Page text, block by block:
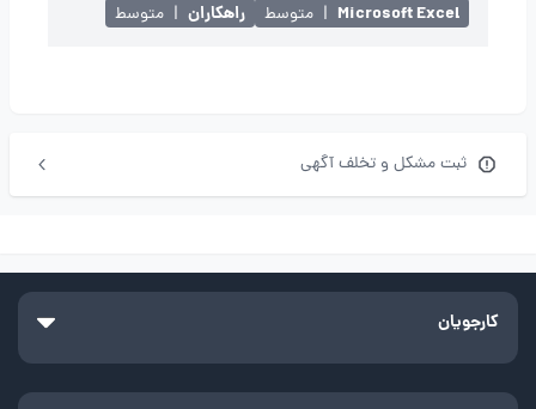
Microsoft Excel
| متوسط راهکاران | متوسط
ثبت مشکل و تخلف آگهی
کارجویان